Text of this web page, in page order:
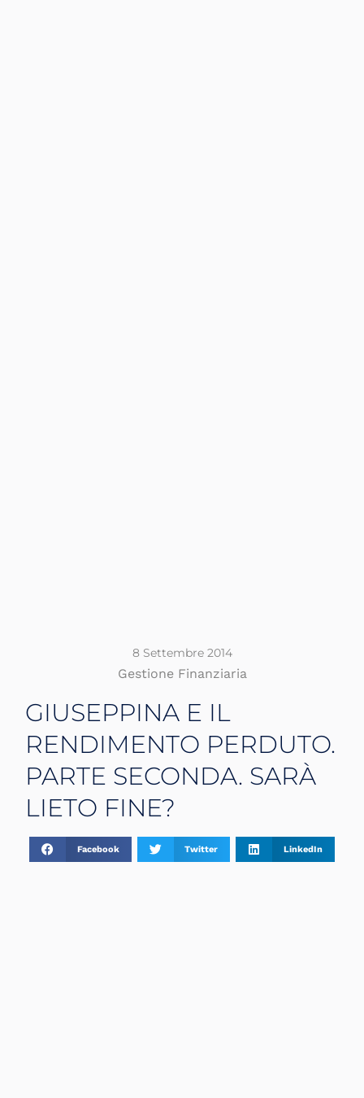
8 Settembre 2014
Gestione Finanziaria
GIUSEPPINA E IL
RENDIMENTO PERDUTO.
PARTE SECONDA. SARÀ
LIETO FINE?
Facebook Twitter LinkedIn